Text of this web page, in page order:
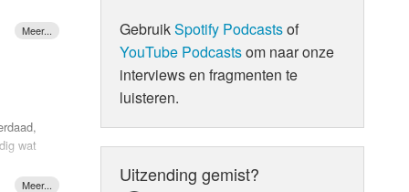
de
you
in
het
ze een
wat
GebruikSpotify Podcastsof
YouTube Podcastsom naar onze
interviews en fragmenten te
luisteren.
Uitzending gemist?